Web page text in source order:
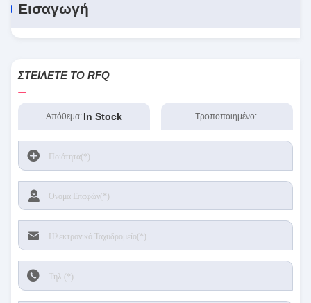
Εισαγωγή
ΣΤΕΊΛΕΤΕ ΤΟ RFQ
Απόθεμα: In Stock Τροποποιημένο: